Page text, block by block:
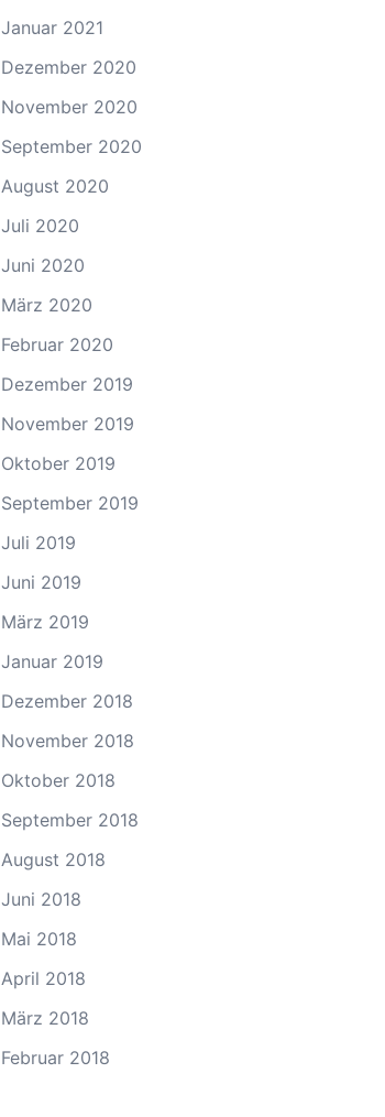
Januar 2021
Dezember 2020
November 2020
September 2020
August 2020
Juli 2020
Juni 2020
März 2020
Februar 2020
Dezember 2019
November 2019
Oktober 2019
September 2019
Juli 2019
Juni 2019
März 2019
Januar 2019
Dezember 2018
November 2018
Oktober 2018
September 2018
August 2018
Juni 2018
Mai 2018
April 2018
März 2018
Februar 2018